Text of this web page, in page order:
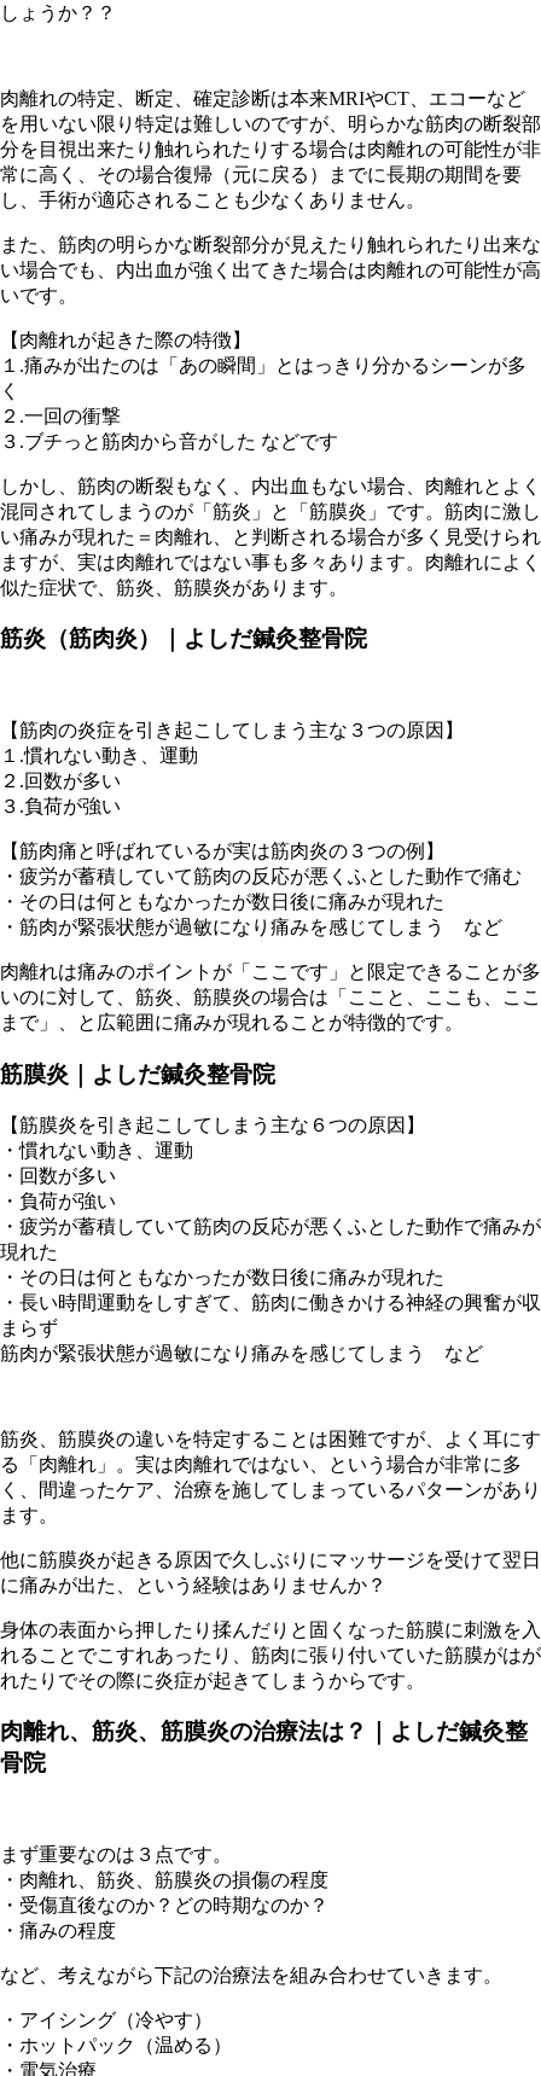
しょうか？？
肉離れの特定、断定、確定診断は本来MRIやCT、エコーなど
を用いない限り特定は難しいのですが、明らかな筋肉の断裂部
分を目視出来たり触れられたりする場合は肉離れの可能性が非
常に高く、その場合復帰（元に戻る）までに長期の期間を要
し、手術が適応されることも少なくありません。
また、筋肉の明らかな断裂部分が見えたり触れられたり出来な
い場合でも、内出血が強く出てきた場合は肉離れの可能性が高
いです。
【肉離れが起きた際の特徴】
１.痛みが出たのは「あの瞬間」とはっきり分かるシーンが多
く
２.一回の衝撃
３.ブチっと筋肉から音がした などです
しかし、筋肉の断裂もなく、内出血もない場合、肉離れとよく
混同されてしまうのが「筋炎」と「筋膜炎」です。筋肉に激し
い痛みが現れた＝肉離れ、と判断される場合が多く見受けられ
ますが、実は肉離れではない事も多々あります。肉離れによく
似た症状で、筋炎、筋膜炎があります。
筋炎（筋肉炎）｜よしだ鍼灸整骨院
【筋肉の炎症を引き起こしてしまう主な３つの原因】
１.慣れない動き、運動
２.回数が多い
３.負荷が強い
【筋肉痛と呼ばれているが実は筋肉炎の３つの例】
・疲労が蓄積していて筋肉の反応が悪くふとした動作で痛む
・その日は何ともなかったが数日後に痛みが現れた
・筋肉が緊張状態が過敏になり痛みを感じてしまう など
肉離れは痛みのポイントが「ここです」と限定できることが多
いのに対して、筋炎、筋膜炎の場合は「ここと、ここも、ここ
まで」、と広範囲に痛みが現れることが特徴的です。
筋膜炎｜よしだ鍼灸整骨院
【筋膜炎を引き起こしてしまう主な６つの原因】
・慣れない動き、運動
・回数が多い
・負荷が強い
・疲労が蓄積していて筋肉の反応が悪くふとした動作で痛みが
現れた
・その日は何ともなかったが数日後に痛みが現れた
・長い時間運動をしすぎて、筋肉に働きかける神経の興奮が収
まらず
筋肉が緊張状態が過敏になり痛みを感じてしまう など
筋炎、筋膜炎の違いを特定することは困難ですが、よく耳にす
る「肉離れ」。実は肉離れではない、という場合が非常に多
く、間違ったケア、治療を施してしまっているパターンがあり
ます。
他に筋膜炎が起きる原因で久しぶりにマッサージを受けて翌日
に痛みが出た、という経験はありませんか？
身体の表面から押したり揉んだりと固くなった筋膜に刺激を入
れることでこすれあったり、筋肉に張り付いていた筋膜がはが
れたりでその際に炎症が起きてしまうからです。
肉離れ、筋炎、筋膜炎の治療法は？｜よしだ鍼灸整
骨院
まず重要なのは３点です。
・肉離れ、筋炎、筋膜炎の損傷の程度
・受傷直後なのか？どの時期なのか？
・痛みの程度
など、考えながら下記の治療法を組み合わせていきます。
・アイシング（冷やす）
・ホットパック（温める）
・電気治療